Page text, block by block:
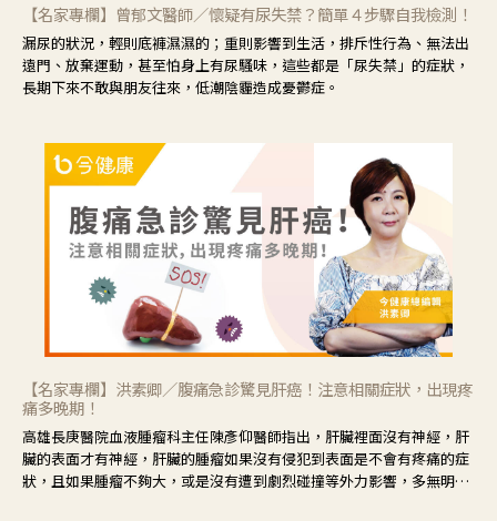
【名家專欄】曾郁文醫師／懷疑有尿失禁？簡單４步驟自我檢測！
漏尿的狀況，輕則底褲濕濕的；重則影響到生活，排斥性行為、無法出
遠門、放棄運動，甚至怕身上有尿騷味，這些都是「尿失禁」的症狀，
長期下來不敢與朋友往來，低潮陰霾造成憂鬱症。
【名家專欄】洪素卿／腹痛急診驚見肝癌！注意相關症狀，出現疼
痛多晚期！
高雄長庚醫院血液腫瘤科主任陳彥仰醫師指出，肝臟裡面沒有神經，肝
臟的表面才有神經，肝臟的腫瘤如果沒有侵犯到表面是不會有疼痛的症
狀，且如果腫瘤不夠大，或是沒有遭到劇烈碰撞等外力影響，多無明顯